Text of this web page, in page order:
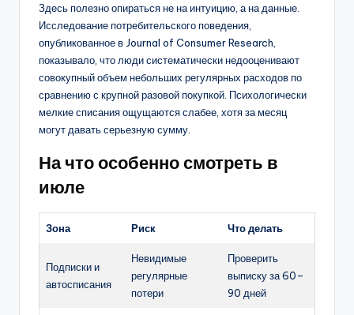
Здесь полезно опираться не на интуицию, а на данные.
Исследование потребительского поведения,
опубликованное в Journal of Consumer Research,
показывало, что люди систематически недооценивают
совокупный объем небольших регулярных расходов по
сравнению с крупной разовой покупкой. Психологически
мелкие списания ощущаются слабее, хотя за месяц
могут давать серьезную сумму.
На что особенно смотреть в
июле
Зона Риск Что делать
Подписки и
автосписания
Невидимые
регулярные
потери
Проверить
выписку за 60–
90 дней